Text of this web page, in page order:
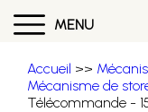
MENU
Accueil >>
Mécanisme de
Télécommande -